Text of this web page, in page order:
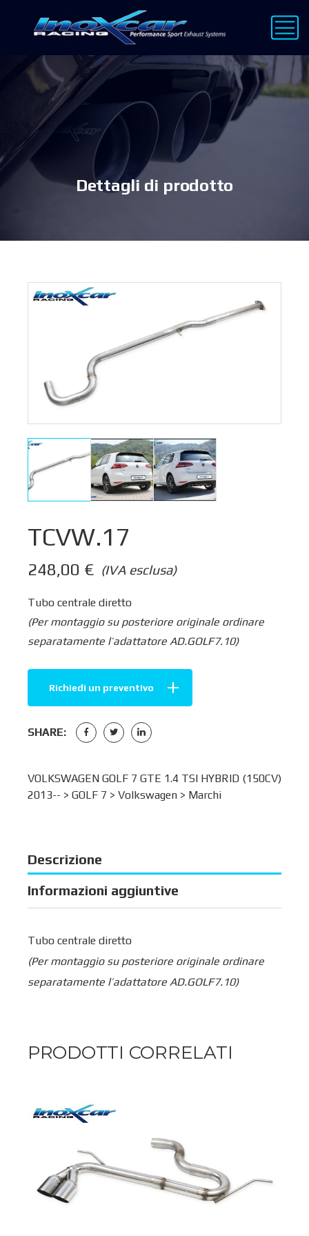
Dettagli di prodotto
TCVW.17
(IVA esclusa)
248,00 €
Tubo centrale diretto
(Per montaggio su posteriore originale ordinare
separatamente l’adattatore AD.GOLF7.10)
Richiedi un preventivo
SHARE:
VOLKSWAGEN GOLF 7 GTE 1.4 TSI HYBRID (150CV)
2013-- > GOLF 7 > Volkswagen > Marchi
Descrizione
Informazioni aggiuntive
Tubo centrale diretto
(Per montaggio su posteriore originale ordinare
separatamente l’adattatore AD.GOLF7.10)
PRODOTTI CORRELATI